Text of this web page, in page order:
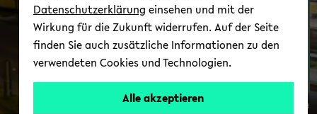
© Uni­ver­sität Biele­feld
Datenschutzerklärung einsehen und mit der
Wirkung für die Zukunft widerrufen. Auf der Seite
finden Sie auch zusätzliche Informationen zu den
verwendeten Cookies und Technologien.
Alle akzeptieren